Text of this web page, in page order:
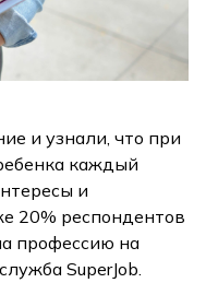
и узнали, что при
каждый
и
20% респондентов
профессию на
SuperJob.